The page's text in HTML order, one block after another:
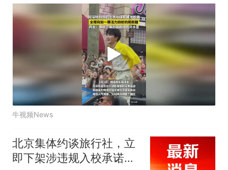
牛视频News
北京集体约谈旅行社，立
即下架涉违规入校承诺的